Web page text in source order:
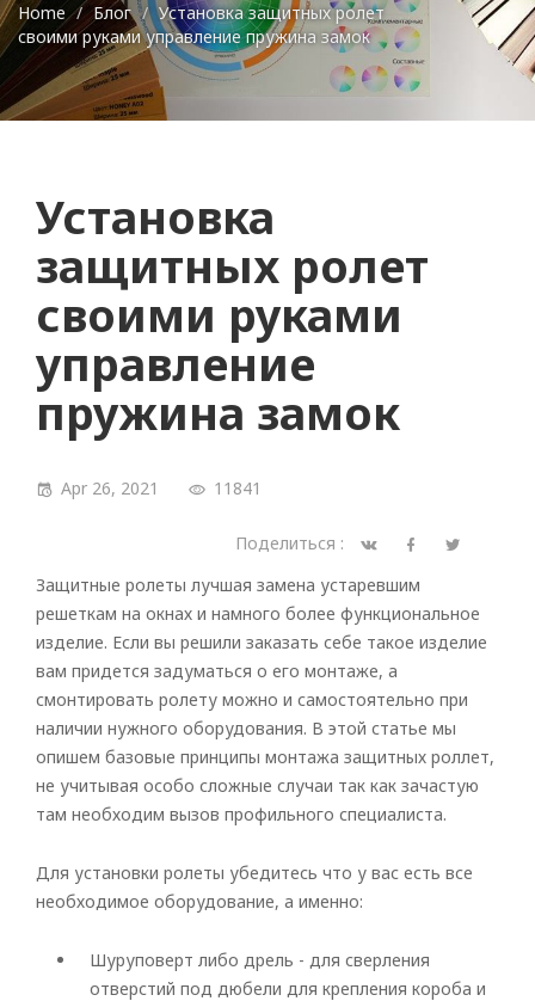
Home Блог
Установка защитных ролет
своими руками управление пружина замок
Установка
защитных ролет
своими руками
управление
пружина замок
Apr 26, 2021 11841
Поделиться :
Защитные ролеты лучшая замена устаревшим
решеткам на окнах и намного более функциональное
изделие. Если вы решили заказать себе такое изделие
вам придется задуматься о его монтаже, а
смонтировать ролету можно и самостоятельно при
наличии нужного оборудования. В этой статье мы
опишем базовые принципы монтажа защитных роллет,
не учитывая особо сложные случаи так как зачастую
там необходим вызов профильного специалиста.
Для установки ролеты убедитесь что у вас есть все
необходимое оборудование, а именно:
Шуруповерт либо дрель - для сверления
отверстий под дюбели для крепления короба и